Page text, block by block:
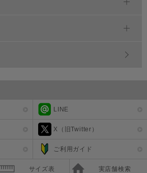
LINE
X（旧Twitter）
ご利用ガイド
サイズ表 実店舗検索